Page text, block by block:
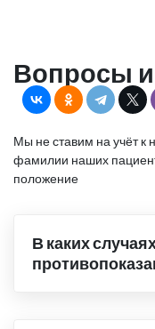
Вопросы и
Мы не ставим на учёт к
фамилии наших
положение
В каких